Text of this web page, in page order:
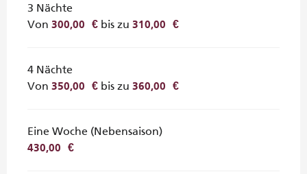
3 Nächte
Von 300,00 € bis zu 310,00 €
4 Nächte
Von 350,00 € bis zu 360,00 €
Eine Woche (Nebensaison)
430,00 €